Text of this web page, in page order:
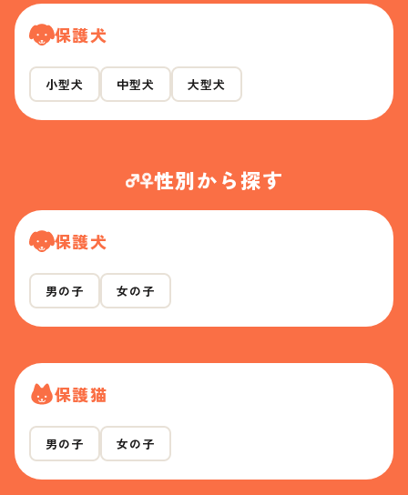
保護犬
小型犬 中型犬 大型犬
性別から探す
保護犬
男の子 女の子
保護猫
男の子 女の子